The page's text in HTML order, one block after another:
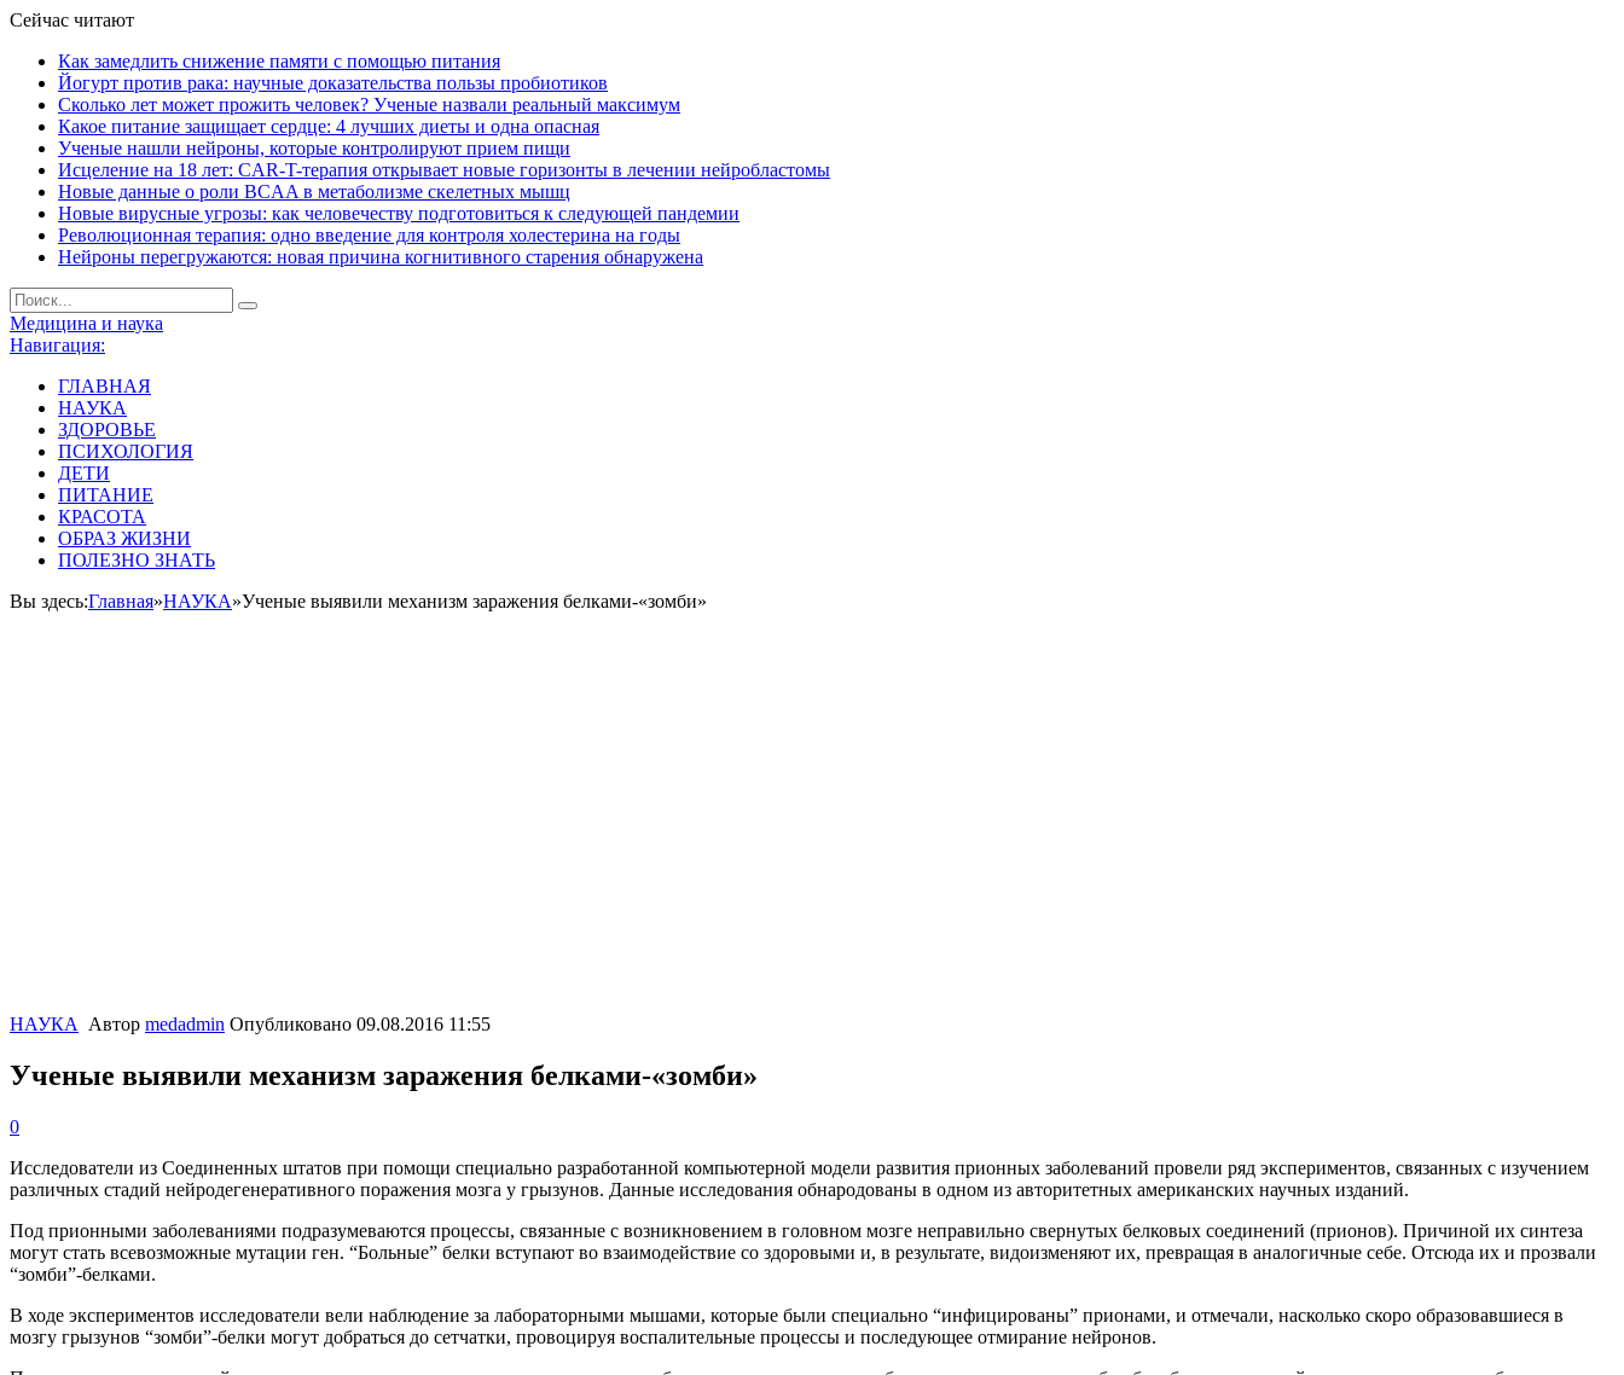
Сейчас читают
Как замедлить снижение памяти с помощью питания
Йогурт против рака: научные доказательства пользы пробиотиков
Сколько лет может прожить человек? Ученые назвали реальный максимум
Какое питание защищает сердце: 4 лучших диеты и одна опасная
Ученые нашли нейроны, которые контролируют прием пищи
Исцеление на 18 лет: CAR-T-терапия открывает новые горизонты в лечении нейробластомы
Новые данные о роли BCAA в метаболизме скелетных мышц
Новые вирусные угрозы: как человечеству подготовиться к следующей пандемии
Революционная терапия: одно введение для контроля холестерина на годы
Нейроны перегружаются: новая причина когнитивного старения обнаружена
Медицина и наука
Навигация:
ГЛАВНАЯ
НАУКА
ЗДОРОВЬЕ
ПСИХОЛОГИЯ
ДЕТИ
ПИТАНИЕ
КРАСОТА
ОБРАЗ ЖИЗНИ
ПОЛЕЗНО ЗНАТЬ
Вы здесь:Главная»НАУКА»Ученые выявили механизм заражения белками-«зомби»
НАУКА Автор medadmin Опубликовано 09.08.2016 11:55
Ученые выявили механизм заражения белками-«зомби»
0
Исследователи из Соединенных штатов при помощи специально разработанной компьютерной модели развития прионных заболеваний провели ряд экспериментов, связанных с изучением
различных стадий нейродегенеративного поражения мозга у грызунов. Данные исследования обнародованы в одном из авторитетных американских научных изданий.
Под прионными заболеваниями подразумеваются процессы, связанные с возникновением в головном мозге неправильно свернутых белковых соединений (прионов). Причиной их синтеза
могут стать всевозможные мутации ген. “Больные” белки вступают во взаимодействие со здоровыми и, в результате, видоизменяют их, превращая в аналогичные себе. Отсюда их и прозвали
“зомби”-белками.
В ходе экспериментов исследователи вели наблюдение за лабораторными мышами, которые были специально “инфицированы” прионами, и отмечали, насколько скоро образовавшиеся в
мозгу грызунов “зомби”-белки могут добраться до сетчатки, провоцируя воспалительные процессы и последующее отмирание нейронов.